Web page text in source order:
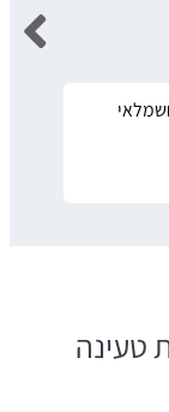
טעינה